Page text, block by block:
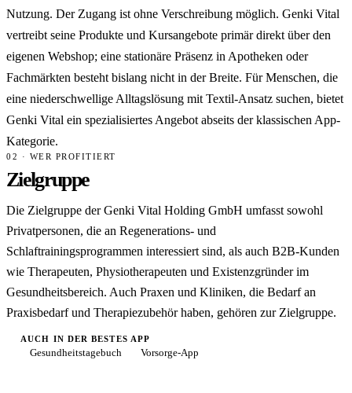
Nutzung. Der Zugang ist ohne Verschreibung möglich. Genki Vital
vertreibt seine Produkte und Kursangebote primär direkt über den
eigenen Webshop; eine stationäre Präsenz in Apotheken oder
Fachmärkten besteht bislang nicht in der Breite. Für Menschen, die
eine niederschwellige Alltagslösung mit Textil-Ansatz suchen, bietet
Genki Vital ein spezialisiertes Angebot abseits der klassischen App-
Kategorie.
02 · WER PROFITIERT
Zielgruppe
Die Zielgruppe der Genki Vital Holding GmbH umfasst sowohl
Privatpersonen, die an Regenerations- und
Schlaftrainingsprogrammen interessiert sind, als auch B2B-Kunden
wie Therapeuten, Physiotherapeuten und Existenzgründer im
Gesundheitsbereich. Auch Praxen und Kliniken, die Bedarf an
Praxisbedarf und Therapiezubehör haben, gehören zur Zielgruppe.
AUCH IN DER BESTES APP
Gesundheitstagebuch Vorsorge-App